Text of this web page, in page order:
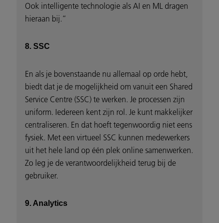
Ook intelligente technologie als AI en ML dragen
hieraan bij.”
8. SSC
En als je bovenstaande nu allemaal op orde hebt,
biedt dat je de mogelijkheid om vanuit een Shared
Service Centre (SSC) te werken. Je processen zijn
uniform. Iedereen kent zijn rol. Je kunt makkelijker
centraliseren. En dat hoeft tegenwoordig niet eens
fysiek. Met een virtueel SSC kunnen medewerkers
uit het hele land op één plek online samenwerken.
Zo leg je de verantwoordelijkheid terug bij de
gebruiker.
9. Analytics